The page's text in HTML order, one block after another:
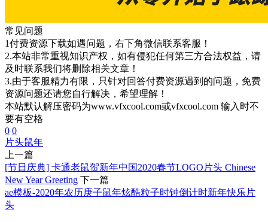
常见问题
1付费资源下载如遇问题，右下角微信联系客服！
2.本站非常重视知识产权，如有侵犯任何第三方合法权益，请
及时联系我们将删除相关文章！
3.由于客服精力有限，只针对回答付费资源遇到的问题，免费
资源问题还请您自行解决，希望理解！
本站默认解压密码为www.vfxcool.com或vfxcool.com 输入时不
要有空格
0 0
片头鼠年
上一篇
[节日庆典] 卡通老鼠贺新年中国2020春节LOGO片头 Chinese
New Year Greeting 下一篇
ae模板-2020年农历庚子鼠年炫酷粒子时钟倒计时新年快乐片
头